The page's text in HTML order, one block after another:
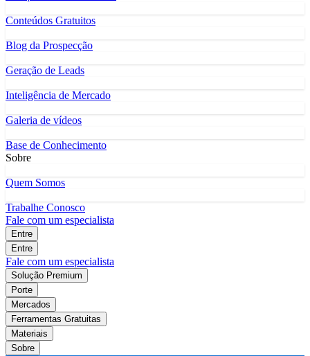
Conteúdos Gratuitos
Blog da Prospecção
Geração de Leads
Inteligência de Mercado
Galeria de vídeos
Base de Conhecimento
Sobre
Quem Somos
Trabalhe Conosco
Fale com um especialista
Entre
Entre
Fale com um especialista
Solução Premium
Porte
Mercados
Ferramentas Gratuitas
Materiais
Sobre